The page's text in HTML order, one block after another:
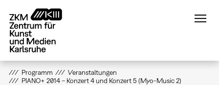
zum
Inhalt
Programm
Veranstaltungen
PIANO+ 2014 – Konzert 4 und Konzert 5 (Myo-Music 2)